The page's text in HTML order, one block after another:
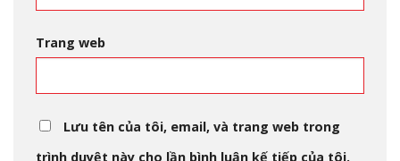
Trang web
Lưu tên của tôi, email, và trang web trong
trình duyệt này cho lần bình luận kế tiếp của tôi.